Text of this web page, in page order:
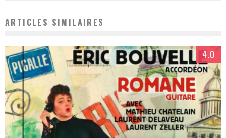
ARTICLES SIMILAIRES
4.0